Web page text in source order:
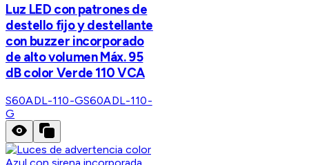
Luz LED con patrones de
destello fijo y destellante
con buzzer incorporado
de alto volumen Máx. 95
dB color Verde 110 VCA
S60ADL-110-GS60ADL-110-
G